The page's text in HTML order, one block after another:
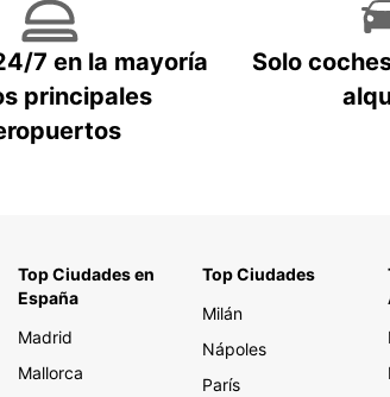
7 en la mayoría
principales
Solo
Top Ciudades en
España
Madrid
Mallorca
Top Ciudades
Milán
Nápoles
París